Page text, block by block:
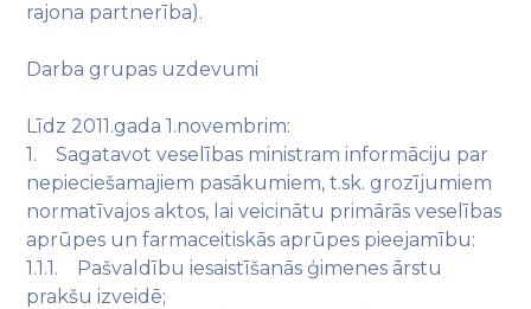
rajona partnerība).
Darba grupas uzdevumi
Līdz 2011.gada 1.novembrim:
1. Sagatavot veselības ministram informāciju par
nepieciešamajiem pasākumiem, t.sk. grozījumiem
normatīvajos aktos, lai veicinātu primārās veselības
aprūpes un farmaceitiskās aprūpes pieejamību:
1.1.1. Pašvaldību iesaistīšanās ģimenes ārstu
prakšu izveidē;